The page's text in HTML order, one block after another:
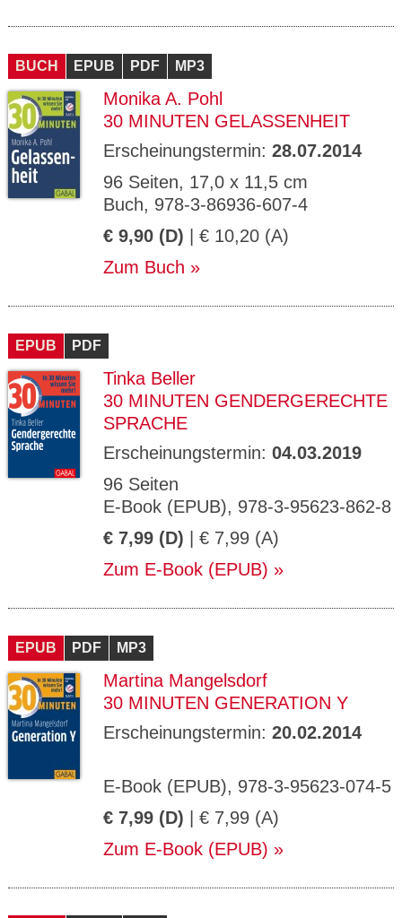
BUCH EPUB PDF MP3
Monika A. Pohl
30 MINUTEN GELASSENHEIT
Erscheinungstermin: 28.07.2014
96 Seiten, 17,0 x 11,5 cm
Buch, 978-3-86936-607-4
€ 9,90 (D) | € 10,20 (A)
Zum Buch
EPUB PDF
Tinka Beller
30 MINUTEN GENDERGERECHTE
SPRACHE
Erscheinungstermin: 04.03.2019
96 Seiten
E-Book (EPUB), 978-3-95623-862-8
€ 7,99 (D) | € 7,99 (A)
Zum E-Book (EPUB)
EPUB PDF MP3
Martina Mangelsdorf
30 MINUTEN GENERATION Y
Erscheinungstermin: 20.02.2014
E-Book (EPUB), 978-3-95623-074-5
€ 7,99 (D) | € 7,99 (A)
Zum E-Book (EPUB)